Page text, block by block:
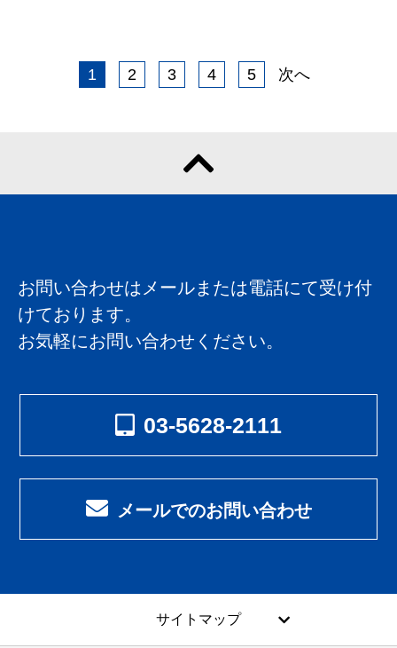
1 2 3 4 5 次へ
お問い合わせはメールまたは電話にて受け付
けております。
お気軽にお問い合わせください。
03-5628-2111
メールでのお問い合わせ
サイトマップ